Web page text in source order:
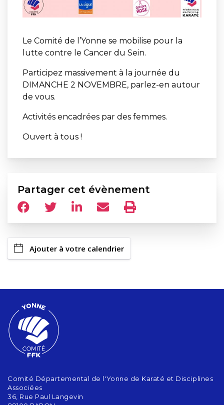
Le Comité de l’Yonne se mobilise pour la
lutte contre le Cancer du Sein.
Participez massivement à la journée du
DIMANCHE 2 NOVEMBRE, parlez-en autour
de vous.
Activités encadrées par des femmes.
Ouvert à tous !
Partager cet évènement
Ajouter à votre calendrier
Comité Départemental de l'Yonne de Karaté et Disciplines
Associées
36, Rue Paul Langevin